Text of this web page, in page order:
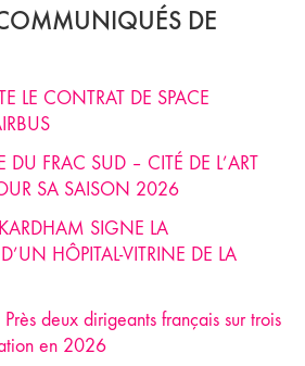
DE
LE CONTRAT DE SPACE
FRAC SUD – CITÉ DE L’ART
SA SAISON 2026
SIGNE LA
HÔPITAL-VITRINE DE LA
deux dirigeants français sur trois
en 2026